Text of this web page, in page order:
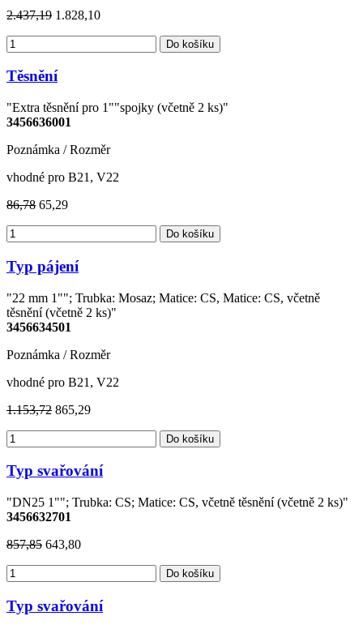
2.437,19 1.828,10
Do košíku
Těsnění
"Extra těsnění pro 1""spojky (včetně 2 ks)"
3456636001
Poznámka / Rozměr
vhodné pro B21, V22
86,78 65,29
Do košíku
Typ pájení
"22 mm 1""; Trubka: Mosaz; Matice: CS, Matice: CS, včetně
těsnění (včetně 2 ks)"
3456634501
Poznámka / Rozměr
vhodné pro B21, V22
1.153,72 865,29
Do košíku
Typ svařování
"DN25 1""; Trubka: CS; Matice: CS, včetně těsnění (včetně 2 ks)"
3456632701
857,85 643,80
Do košíku
Typ svařování